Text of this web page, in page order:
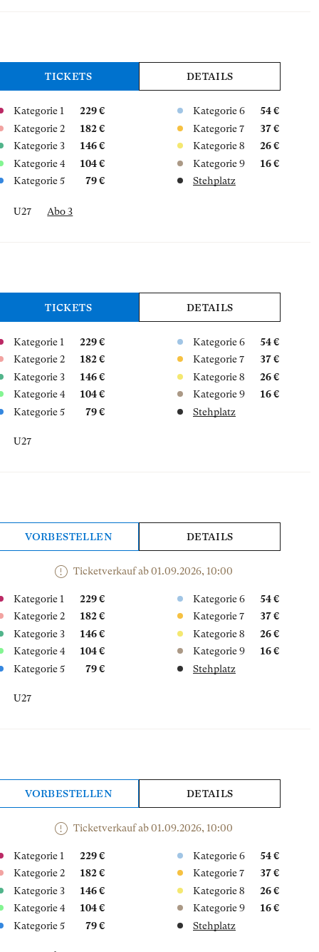
TICKETS DETAILS
Kategorie 1
229 €
Kategorie 2
182 €
Kategorie 3
146 €
Kategorie 4
104 €
Kategorie 5
79 €
Kategorie 6
54 €
Kategorie 7
37 €
Kategorie 8
26 €
Kategorie 9
16 €
Stehplatz
U27 Abo 3
TICKETS DETAILS
Kategorie 1
229 €
Kategorie 2
182 €
Kategorie 3
146 €
Kategorie 4
104 €
Kategorie 5
79 €
Kategorie 6
54 €
Kategorie 7
37 €
Kategorie 8
26 €
Kategorie 9
16 €
Stehplatz
U27
VORBESTELLEN DETAILS
Ticketverkauf ab 01.09.2026, 10:00
Kategorie 1
229 €
Kategorie 2
182 €
Kategorie 3
146 €
Kategorie 4
104 €
Kategorie 5
79 €
Kategorie 6
54 €
Kategorie 7
37 €
Kategorie 8
26 €
Kategorie 9
16 €
Stehplatz
U27
VORBESTELLEN DETAILS
Ticketverkauf ab 01.09.2026, 10:00
Kategorie 1
229 €
Kategorie 2
182 €
Kategorie 3
146 €
Kategorie 4
104 €
Kategorie 5
79 €
Kategorie 6
54 €
Kategorie 7
37 €
Kategorie 8
26 €
Kategorie 9
16 €
Stehplatz